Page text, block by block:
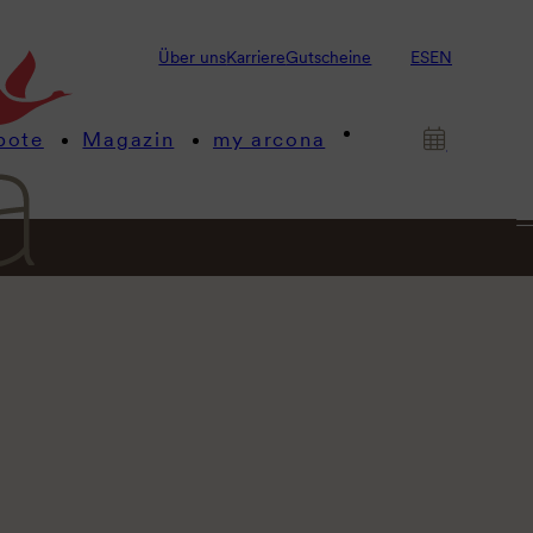
Über unsKarriereGutscheine ESEN
Magazin my arcona